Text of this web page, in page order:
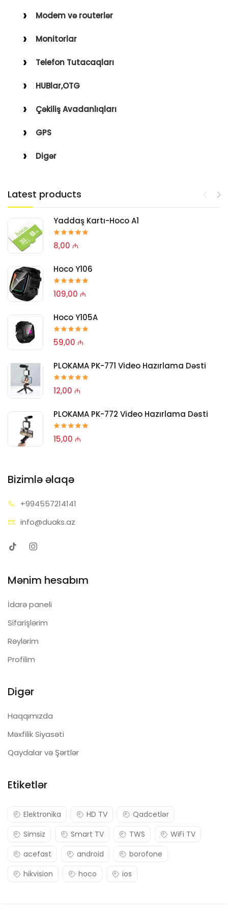
Modem və routerlər
Monitorlar
Telefon Tutacaqları
HUBlar,OTG
Çəkiliş Avadanlıqları
GPS
Digər
Latest products
Yaddaş Kartı-Hoco A1
8,00 ₼
Hoco Y106
109,00 ₼
Hoco Y105A
59,00 ₼
PLOKAMA PK-771 Video Hazırlama Dəsti
12,00 ₼
PLOKAMA PK-772 Video Hazırlama Dəsti
15,00 ₼
Bizimlə əlaqə
+994557214141
info@duaks.az
Mənim hesabım
İdarə paneli
Sifarişlərim
Rəylərim
Profilim
Digər
Haqqımızda
Məxfilik Siyasəti
Qaydalar və Şərtlər
Etiketlər
Elektronika HD TV
Qadcetlər
Simsiz
Smart TV TWS
WiFi TV
acefast
android
borofone
hikvision
hoco ios